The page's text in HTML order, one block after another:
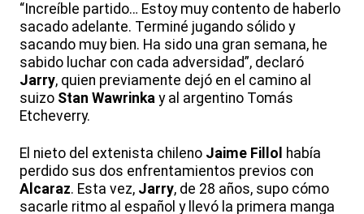
“Increíble partido… Estoy muy contento de haberlo
sacado adelante. Terminé jugando sólido y
sacando muy bien. Ha sido una gran semana, he
sabido luchar con cada adversidad”, declaró
Jarry, quien previamente dejó en el camino al
suizo Stan Wawrinka y al argentino Tomás
Etcheverry.
El nieto del extenista chileno Jaime Fillol había
perdido sus dos enfrentamientos previos con
Alcaraz. Esta vez, Jarry, de 28 años, supo cómo
sacarle ritmo al español y llevó la primera manga